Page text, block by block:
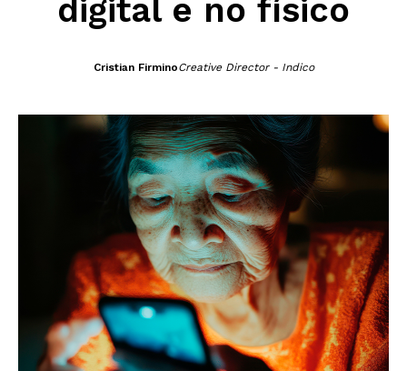
digital e no físico
Cristian FirminoCreative Director - Indico